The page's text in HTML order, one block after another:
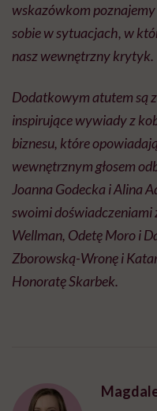
wskazówkom
sobie w sytuacjach, w
nasz wewnętrzny krytyk.
Dodatkowym atutem są
inspirujące wywiady z
biznesu, które
wewnętrznym głosem
Joanna Godecka i Alina
swoimi doświadczeniami
Wellman, Odetę Moro i
Zborowską-Wronę i
Honoratę Skarbek.